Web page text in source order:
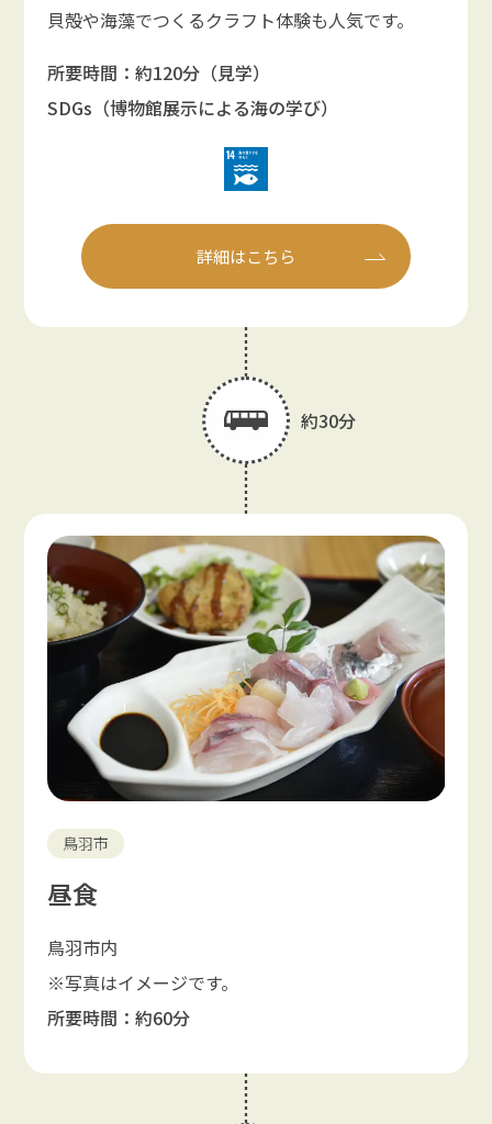
貝殻や海藻でつくるクラフト体験も人気です。
所要時間：約120分（見学）
SDGs（博物館展示による海の学び）
詳細はこちら
約30分
鳥羽市
昼食
鳥羽市内
※写真はイメージです。
所要時間：約60分